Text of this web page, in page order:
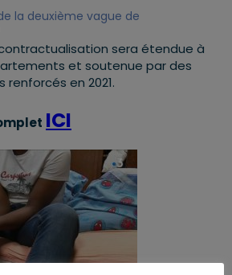
la deuxième vague de
sera étendue à
et soutenue par des
en 2021.
ICI